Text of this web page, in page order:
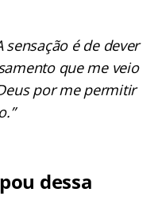
sensação é de dever
que me veio
por me permitir
dessa